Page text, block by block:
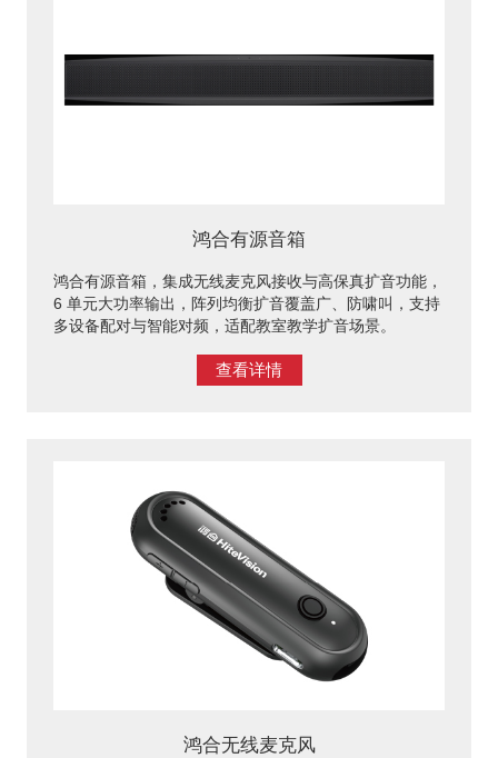
鸿合有源音箱
鸿合有源音箱，集成无线麦克风接收与高保真扩音功能，
6 单元大功率输出，阵列均衡扩音覆盖广、防啸叫，支持
多设备配对与智能对频，适配教室教学扩音场景。
查看详情
鸿合无线麦克风